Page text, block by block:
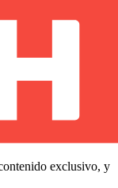
exclusivo, y